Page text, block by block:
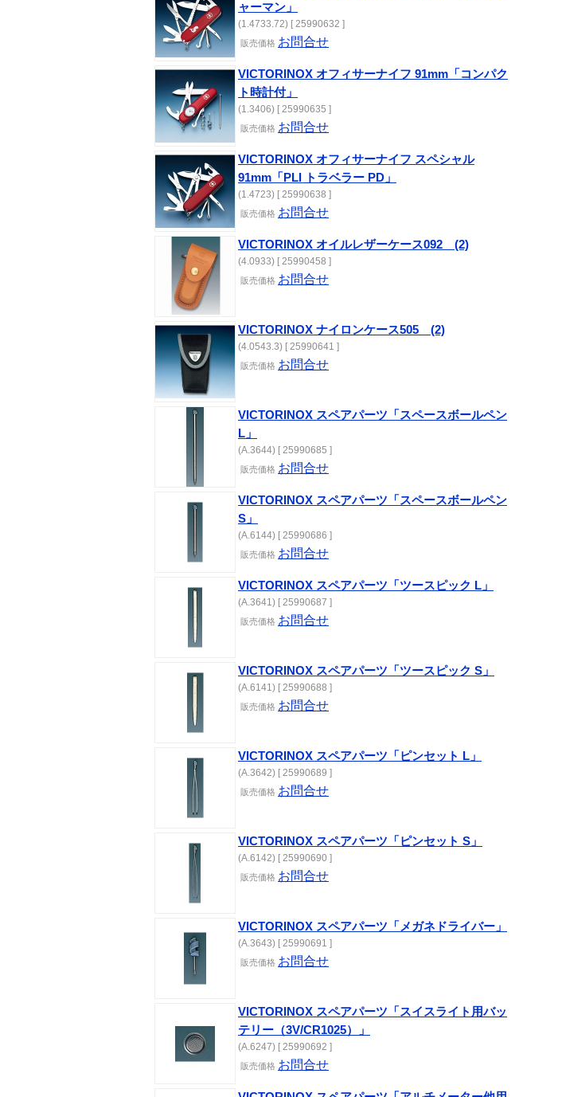
ャーマン」
(1.4733.72) [ 25990632 ]
販売価格 お問合せ
VICTORINOX オフィサーナイフ 91mm「コンパク
ト時計付」
(1.3406) [ 25990635 ]
販売価格 お問合せ
VICTORINOX オフィサーナイフ スペシャル
91mm「PLI トラベラー PD」
(1.4723) [ 25990638 ]
販売価格 お問合せ
VICTORINOX オイルレザーケース092 (2)
(4.0933) [ 25990458 ]
販売価格 お問合せ
VICTORINOX ナイロンケース505 (2)
(4.0543.3) [ 25990641 ]
販売価格 お問合せ
VICTORINOX スペアパーツ「スペースボールペン
L」
(A.3644) [ 25990685 ]
販売価格 お問合せ
VICTORINOX スペアパーツ「スペースボールペン
S」
(A.6144) [ 25990686 ]
販売価格 お問合せ
VICTORINOX スペアパーツ「ツースピック L」
(A.3641) [ 25990687 ]
販売価格 お問合せ
VICTORINOX スペアパーツ「ツースピック S」
(A.6141) [ 25990688 ]
販売価格 お問合せ
VICTORINOX スペアパーツ「ピンセット L」
(A.3642) [ 25990689 ]
販売価格 お問合せ
VICTORINOX スペアパーツ「ピンセット S」
(A.6142) [ 25990690 ]
販売価格 お問合せ
VICTORINOX スペアパーツ「メガネドライバー」
(A.3643) [ 25990691 ]
販売価格 お問合せ
VICTORINOX スペアパーツ「スイスライト用バッ
テリー（3V/CR1025）」
(A.6247) [ 25990692 ]
販売価格 お問合せ